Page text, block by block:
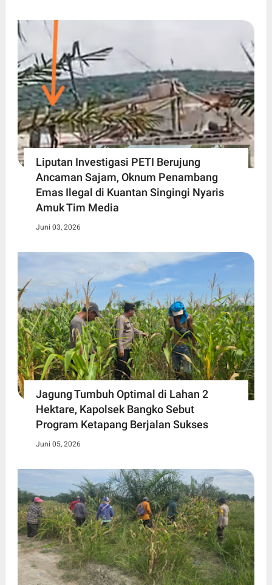
Liputan Investigasi PETI Berujung
Ancaman Sajam, Oknum Penambang
Emas Ilegal di Kuantan Singingi Nyaris
Amuk Tim Media
Juni 03, 2026
Jagung Tumbuh Optimal di Lahan 2
Hektare, Kapolsek Bangko Sebut
Program Ketapang Berjalan Sukses
Juni 05, 2026